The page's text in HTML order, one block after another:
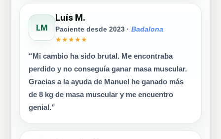
LM
Luís M.
Paciente desde 2023 · Badalona
★★★★★
“Mi cambio ha sido brutal. Me encontraba
perdido y no conseguía ganar masa muscular.
Gracias a la ayuda de Manuel he ganado más
de 8 kg de masa muscular y me encuentro
genial.”